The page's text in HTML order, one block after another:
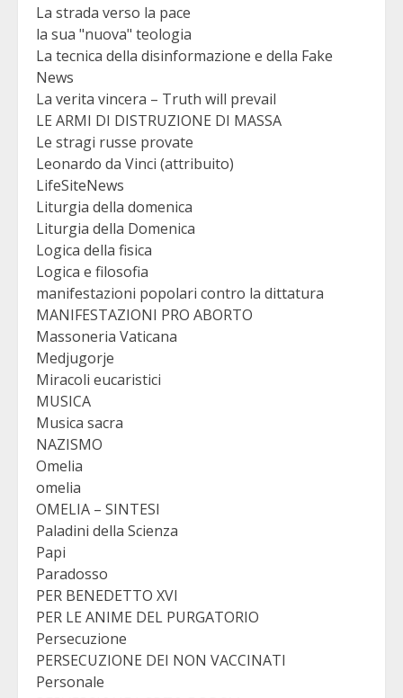
La strada verso la pace
la sua "nuova" teologia
La tecnica della disinformazione e della Fake
News
La verita vincera – Truth will prevail
LE ARMI DI DISTRUZIONE DI MASSA
Le stragi russe provate
Leonardo da Vinci (attribuito)
LifeSiteNews
Liturgia della domenica
Liturgia della Domenica
Logica della fisica
Logica e filosofia
manifestazioni popolari contro la dittatura
MANIFESTAZIONI PRO ABORTO
Massoneria Vaticana
Medjugorje
Miracoli eucaristici
MUSICA
Musica sacra
NAZISMO
Omelia
omelia
OMELIA – SINTESI
Paladini della Scienza
Papi
Paradosso
PER BENEDETTO XVI
PER LE ANIME DEL PURGATORIO
Persecuzione
PERSECUZIONE DEI NON VACCINATI
Personale